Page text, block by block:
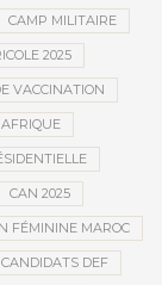
CAMP MILITAIRE
2025
VACCINATION
CAN 2025
FÉMININE MAROC
CANDIDATS DEF